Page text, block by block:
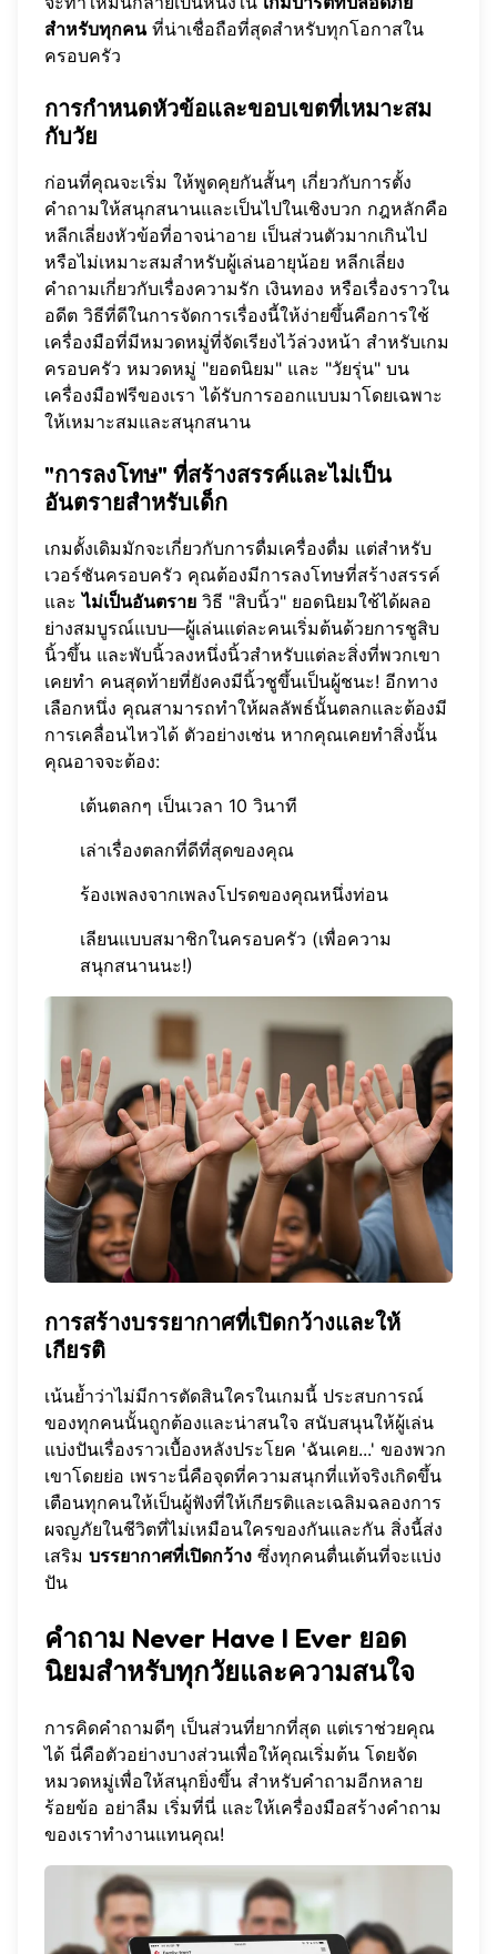
สำหรับทุกคนที่น่าเชื่อถือที่สุดสำหรับทุกโอกาสใน
ครอบครัว
การกำหนดหัวข้อและขอบเขตที่เหมาะสม
กับวัย
ก่อนที่คุณจะเริ่ม ให้พูดคุยกันสั้นๆ เกี่ยวกับการตั้ง
คำถามให้สนุกสนานและเป็นไปในเชิงบวก กฎหลักคือ
หลีกเลี่ยงหัวข้อที่อาจน่าอาย เป็นส่วนตัวมากเกินไป
หรือไม่เหมาะสมสำหรับผู้เล่นอายุน้อย หลีกเลี่ยง
คำถามเกี่ยวกับเรื่องความรัก เงินทอง หรือเรื่องราวใน
อดีต วิธีที่ดีในการจัดการเรื่องนี้ให้ง่ายขึ้นคือการใช้
เครื่องมือที่มีหมวดหมู่ที่จัดเรียงไว้ล่วงหน้า สำหรับเกม
ครอบครัว หมวดหมู่ "ยอดนิยม" และ "วัยรุ่น" บน
เครื่องมือฟรีของเรา ได้รับการออกแบบมาโดยเฉพาะ
ให้เหมาะสมและสนุกสนาน
"การลงโทษ" ที่สร้างสรรค์และไม่เป็น
อันตรายสำหรับเด็ก
เกมดั้งเดิมมักจะเกี่ยวกับการดื่มเครื่องดื่ม แต่สำหรับ
เวอร์ชันครอบครัว คุณต้องมีการลงโทษที่สร้างสรรค์
และไม่เป็นอันตราย วิธี "สิบนิ้ว" ยอดนิยมใช้ได้ผลอ
ย่างสมบูรณ์แบบ—ผู้เล่นแต่ละคนเริ่มต้นด้วยการชูสิบ
นิ้วขึ้น และพับนิ้วลงหนึ่งนิ้วสำหรับแต่ละสิ่งที่พวกเขา
เคยทำ คนสุดท้ายที่ยังคงมีนิ้วชูขึ้นเป็นผู้ชนะ! อีกทาง
เลือกหนึ่ง คุณสามารถทำให้ผลลัพธ์นั้นตลกและต้องมี
การเคลื่อนไหวได้ ตัวอย่างเช่น หากคุณเคยทำสิ่งนั้น
คุณอาจจะต้อง:
เต้นตลกๆ เป็นเวลา 10 วินาที
เล่าเรื่องตลกที่ดีที่สุดของคุณ
ร้องเพลงจากเพลงโปรดของคุณหนึ่งท่อน
เลียนแบบสมาชิกในครอบครัว (เพื่อความ
สนุกสนานนะ!)
การสร้างบรรยากาศที่เปิดกว้างและให้
เกียรติ
เน้นย้ำว่าไม่มีการตัดสินใครในเกมนี้ ประสบการณ์
ของทุกคนนั้นถูกต้องและน่าสนใจ สนับสนุนให้ผู้เล่น
แบ่งปันเรื่องราวเบื้องหลังประโยค 'ฉันเคย...' ของพวก
เขาโดยย่อ เพราะนี่คือจุดที่ความสนุกที่แท้จริงเกิดขึ้น
เตือนทุกคนให้เป็นผู้ฟังที่ให้เกียรติและเฉลิมฉลองการ
ผจญภัยในชีวิตที่ไม่เหมือนใครของกันและกัน สิ่งนี้ส่ง
เสริม บรรยากาศที่เปิดกว้าง ซึ่งทุกคนตื่นเต้นที่จะแบ่ง
ปัน
คำถาม Never Have I Ever ยอด
นิยมสำหรับทุกวัยและความสนใจ
การคิดคำถามดีๆ เป็นส่วนที่ยากที่สุด แต่เราช่วยคุณ
ได้ นี่คือตัวอย่างบางส่วนเพื่อให้คุณเริ่มต้น โดยจัด
หมวดหมู่เพื่อให้สนุกยิ่งขึ้น สำหรับคำถามอีกหลาย
ร้อยข้อ อย่าลืม เริ่มที่นี่ และให้เครื่องมือสร้างคำถาม
ของเราทำงานแทนคุณ!